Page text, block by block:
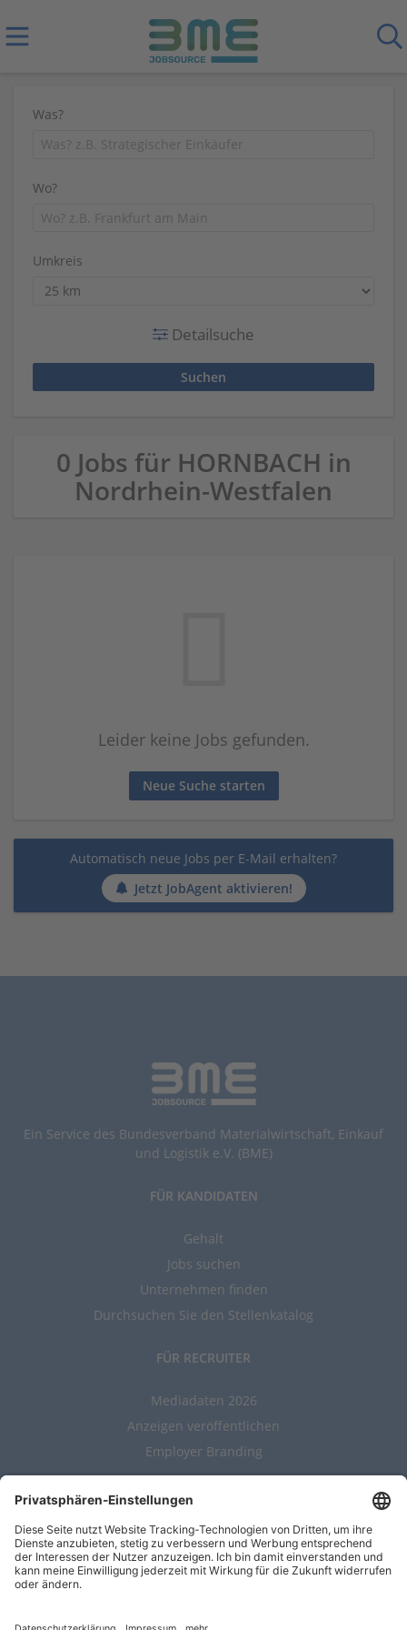
Was?
Wo?
Umkreis
Detailsuche
0 Jobs für HORNBACH in
Nordrhein-Westfalen
Leider keine Jobs gefunden.
Neue Suche starten
Automatisch neue Jobs per E-Mail erhalten?
Jetzt JobAgent aktivieren!
Ein Service des Bundesverband Materialwirtschaft, Einkauf
und Logistik e.V. (BME)
FÜR KANDIDATEN
Gehalt
Jobs suchen
Unternehmen finden
Durchsuchen Sie den Stellenkatalog
FÜR RECRUITER
Mediadaten 2026
Anzeigen veröffentlichen
Employer Branding
ALLGEMEIN
Kontakt
AGBs